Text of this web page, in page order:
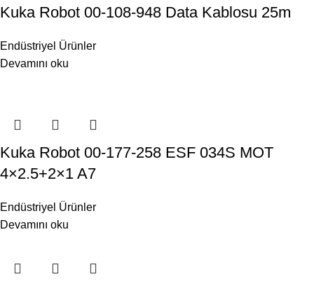
Kuka Robot 00-108-948 Data Kablosu 25m
Endüstriyel Ürünler
Devamını oku
Kuka Robot 00-177-258 ESF 034S MOT
4×2.5+2×1 A7
Endüstriyel Ürünler
Devamını oku